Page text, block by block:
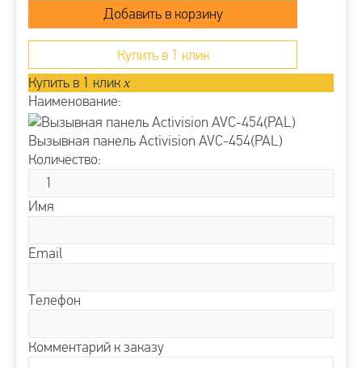
Купить в 1 клик
Купить в 1 клик x
Наименование:
Вызывная панель Activision AVC-454(PAL)
Количество:
Имя
Email
Телефон
Комментарий к заказу